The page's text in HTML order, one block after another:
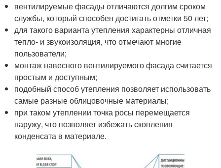
вентилируемые фасады отличаются долгим сроком
службы, который способен достигать отметки 50 лет;
для такого варианта утепления характерны отличная
тепло- и звукоизоляция, что отмечают многие
пользователи;
монтаж навесного вентилируемого фасада считается
простым и доступным;
подобный способ утепления позволяет использовать
самые разные облицовочные материалы;
при таком утеплении точка росы перемещается
наружу, что позволяет избежать скопления
конденсата в материале.